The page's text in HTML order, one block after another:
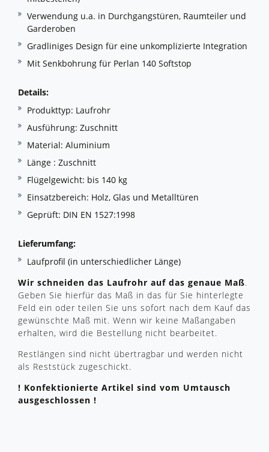
Verwendung u.a. in Durchgangstüren, Raumteiler und
Garderoben
Gradliniges Design für eine unkomplizierte Integration
Mit Senkbohrung für Perlan 140 Softstop
Details:
Produkttyp: Laufrohr
Ausführung: Zuschnitt
Material: Aluminium
Länge : Zuschnitt
Flügelgewicht: bis 140 kg
Einsatzbereich: Holz, Glas und Metalltüren
Geprüft: DIN EN 1527:1998
Lieferumfang:
Laufprofil (in unterschiedlicher Länge)
Wir schneiden das Laufrohr auf das genaue Maß.
Geben Sie hierfür das Maß in das für Sie hinterlegte
Feld ein oder teilen Sie uns sofort nach dem Kauf das
gewünschte Maß mit. Wenn wir keine Maßangaben
erhalten, wird die Bestellung nicht bearbeitet.
Restlängen sind nicht übertragbar und werden nicht
als Reststück zugeschickt.
! Konfektionierte Artikel sind vom Umtausch
ausgeschlossen !